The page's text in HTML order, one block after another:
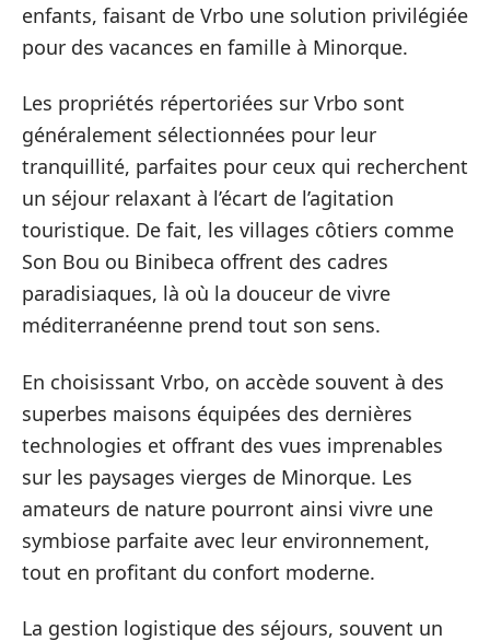
enfants, faisant de Vrbo une solution privilégiée
pour des vacances en famille à Minorque.
Les propriétés répertoriées sur Vrbo sont
généralement sélectionnées pour leur
tranquillité, parfaites pour ceux qui recherchent
un séjour relaxant à l’écart de l’agitation
touristique. De fait, les villages côtiers comme
Son Bou ou Binibeca offrent des cadres
paradisiaques, là où la douceur de vivre
méditerranéenne prend tout son sens.
En choisissant Vrbo, on accède souvent à des
superbes maisons équipées des dernières
technologies et offrant des vues imprenables
sur les paysages vierges de Minorque. Les
amateurs de nature pourront ainsi vivre une
symbiose parfaite avec leur environnement,
tout en profitant du confort moderne.
La gestion logistique des séjours, souvent un